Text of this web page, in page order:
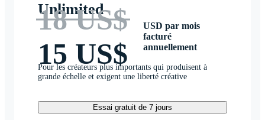
Unlimited
18 US$
15 US$
USD par mois
facturé
annuellement
Pour les créateurs plus importants qui produisent à
grande échelle et exigent une liberté créative
Essai gratuit de 7 jours